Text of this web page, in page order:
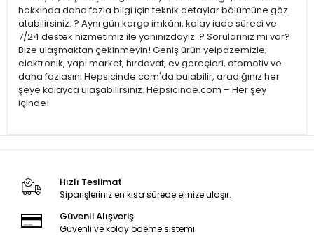
hakkında daha fazla bilgi için teknik detaylar bölümüne göz
atabilirsiniz. ? Aynı gün kargo imkânı, kolay iade süreci ve
7/24 destek hizmetimiz ile yanınızdayız. ? Sorularınız mı var?
Bize ulaşmaktan çekinmeyin! Geniş ürün yelpazemizle;
elektronik, yapı market, hırdavat, ev gereçleri, otomotiv ve
daha fazlasını Hepsicinde.com'da bulabilir, aradığınız her
şeye kolayca ulaşabilirsiniz. Hepsicinde.com – Her şey
içinde!
Hızlı Teslimat
Siparişleriniz en kısa sürede elinize ulaşır.
Güvenli Alışveriş
Güvenli ve kolay ödeme sistemi